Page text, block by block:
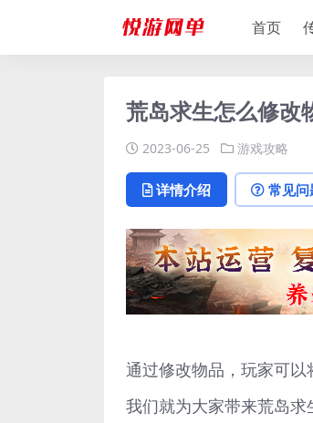
首页
荒岛求生怎么修改
2023-06-25 游戏攻略
详情介绍 常见问
通过修改物品，玩家可
我们就为大家带来荒岛